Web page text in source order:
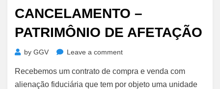
CANCELAMENTO –
PATRIMÔNIO DE AFETAÇÃO
by GGV Leave a commenton
–
Patrimônio
Recebemos um contrato de compra e venda com
alienação fiduciária que tem por objeto uma unidade